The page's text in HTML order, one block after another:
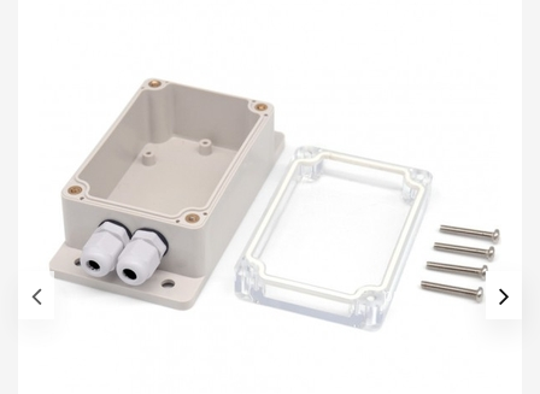
prev